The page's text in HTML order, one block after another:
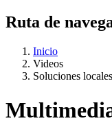
Ruta de
Inicio
Videos
Soluciones